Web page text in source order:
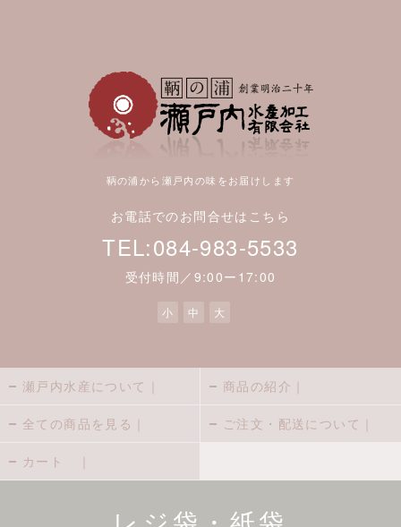
鞆の浦から瀬戸内の味をお届けします
お電話でのお問合せはこちら
TEL:084-983-5533
受付時間／9:00ー17:00
小 中 大
瀬戸内水産について｜ 商品の紹介｜
全ての商品を見る｜ ご注文・配送について｜
カート ｜